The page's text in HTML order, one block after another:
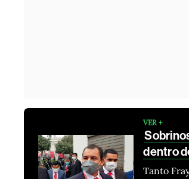
VER +
dentro
Tanto